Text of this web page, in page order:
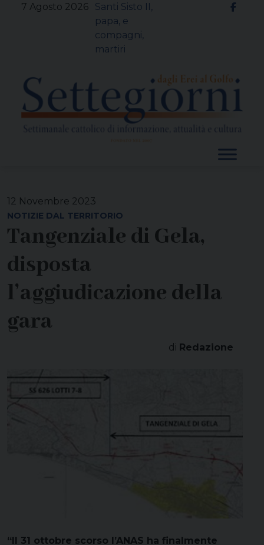
7 Agosto 2026
Santi Sisto II,
papa, e
compagni,
martiri
12 Novembre 2023
NOTIZIE DAL TERRITORIO
Tangenziale di Gela,
disposta
l’aggiudicazione della
gara
di Redazione
“Il 31 ottobre scorso l’ANAS ha finalmente